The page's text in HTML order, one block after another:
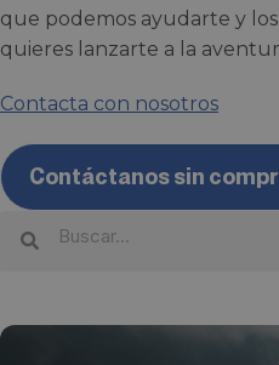
que podemos ayudarte y
quieres lanzarte a la
Contacta con nosotros
Contáctanos sin